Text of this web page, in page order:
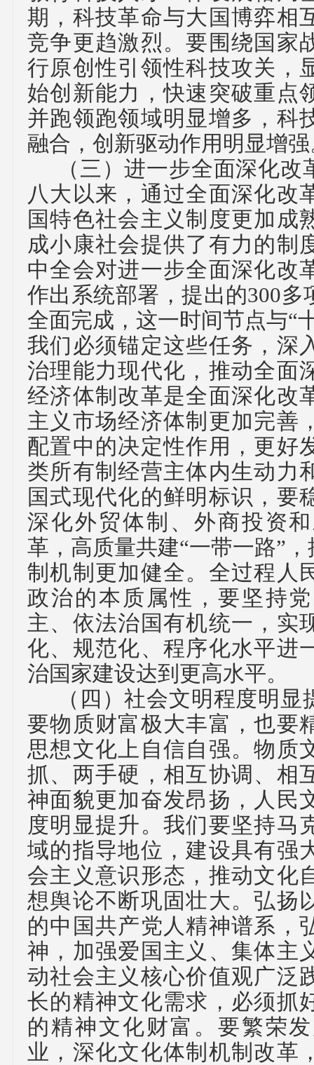
期，科技革命与大国博弈相
竞争更趋激烈。要围绕国家
行原创性引领性科技攻关，
始创新能力，快速突破重点
并跑领跑领域明显增多，科
融合，创新驱动作用明显增
（三）进一步全面深化改
八大以来，通过全面深化改
国特色社会主义制度更加成
成小康社会提供了有力的制
中全会对进一步全面深化改
作出系统部署，提出的300多
全面完成，这一时间节点与“
我们必须锚定这些任务，深
治理能力现代化，推动全面
经济体制改革是全面深化改
主义市场经济体制更加完善
配置中的决定性作用，更好
类所有制经营主体内生动力
国式现代化的鲜明标识，要
深化外贸体制、外商投资
革，高质量共建“一带一路”
制机制更加健全。全过程人
政治的本质属性，要坚持
主、依法治国有机统一，实
化、规范化、程序化水平进
治国家建设达到更高水平。
（四）社会文明程度明显
要物质财富极大丰富，也要
思想文化上自信自强。物质
抓、两手硬，相互协调、相
神面貌更加奋发昂扬，人民
度明显提升。我们要坚持马
域的指导地位，建设具有强
会主义意识形态，推动文化
想舆论不断巩固壮大。弘扬
的中国共产党人精神谱系，
神，加强爱国主义、集体主
动社会主义核心价值观广泛
长的精神文化需求，必须抓
的精神文化财富。要繁荣
业，深化文化体制机制改革